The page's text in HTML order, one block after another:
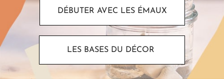
DÉBUTER AVEC LES ÉMAUX
LES BASES DU DÉCOR